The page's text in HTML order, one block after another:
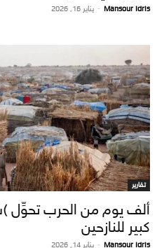
Mansour Idris
- يناير 16, 2026
تقارير
ألف يوم من الحرب تحوِّل
كبير للنازحين
Mansour Idris
- يناير 14, 2026